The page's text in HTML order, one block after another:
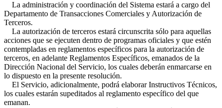
La administración y coordinación del Sistema estará a cargo del
Departamento de Transacciones Comerciales y Autorización de
Terceros.
La autorización de terceros estará circunscrita sólo para aquellas
acciones que se ejecuten dentro de programas oficiales y que estén
contempladas en reglamentos específicos para la autorización de
terceros, en adelante Reglamentos Específicos, emanados de la
Dirección Nacional del Servicio, los cuales deberán enmarcarse en
lo dispuesto en la presente resolución.
El Servicio, adicionalmente, podrá elaborar Instructivos Técnicos,
los cuales estarán supeditados al reglamento específico del que
emanan.